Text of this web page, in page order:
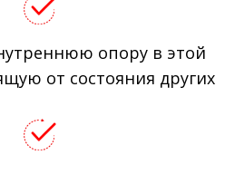
опору в этой
от состояния других